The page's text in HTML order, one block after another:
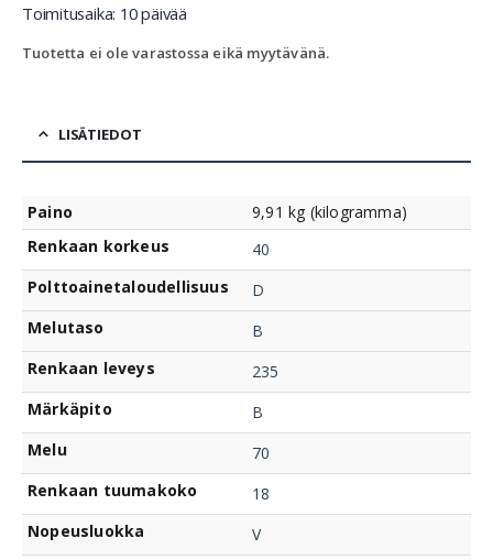
Toimitusaika: 10 päivää
Tuotetta ei ole varastossa eikä myytävänä.
LISÄTIEDOT
Paino
9,91 kg (kilogramma)
Renkaan korkeus
40
Polttoainetaloudellisuus
D
Melutaso
B
Renkaan leveys
235
Märkäpito
B
Melu
70
Renkaan tuumakoko
18
Nopeusluokka
V